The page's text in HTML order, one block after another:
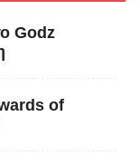
Godz
of